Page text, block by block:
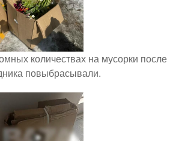
количествах на мусорки после
повыбрасывали.